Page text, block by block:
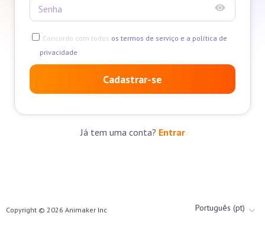
Concordo com todos os termos de serviço e a política de
privacidade
Cadastrar-se
Já tem uma conta? Entrar
Copyright © 2026 Animaker Inc Português (pt)